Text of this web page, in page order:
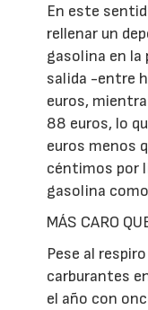
En este
rellenar un
gasolina en la
salida -entre
euros,
88 euros, lo
euros menos
céntimos por
gasolina
MÁS CARO
Pese al
carburantes
el año con